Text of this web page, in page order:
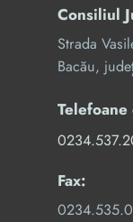
Consiliul
Strada
Bacău,
Fax: